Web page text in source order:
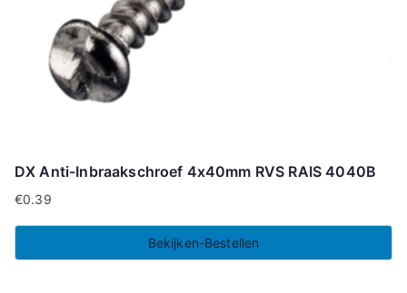
DX Anti-Inbraakschroef 4x40mm RVS RAIS 4040B
€0.39
Bekijken-Bestellen